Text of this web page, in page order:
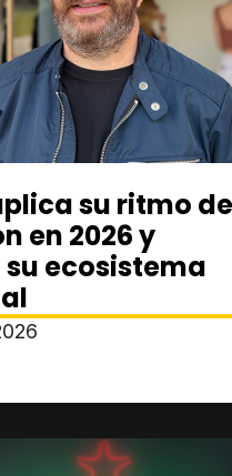
su ritmo de
en 2026 y
ecosistema